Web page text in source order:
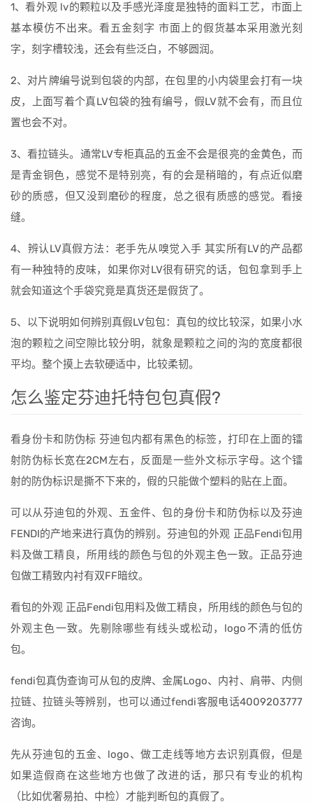
1、看外观 lv的颗粒以及手感光泽度是独特的面料工艺，市面上
基本模仿不出来。看五金刻字 市面上的假货基本采用激光刻
字，刻字槽较浅，还会有些泛白，不够圆润。
2、对片牌编号说到包袋的内部，在包里的小内袋里会打有一块
皮，上面写着个真LV包袋的独有编号，假LV就不会有，而且位
置也会不对。
3、看拉链头。通常LV专柜真品的五金不会是很亮的金黄色，而
是青金铜色，感觉不是特别亮，有的会是稍暗的，有点近似磨
砂的质感，但又没到磨砂的程度，总之很有质感的感觉。看接
缝。
4、辨认LV真假方法：老手先从嗅觉入手 其实所有LV的产品都
有一种独特的皮味，如果你对LV很有研究的话，包包拿到手上
就会知道这个手袋究竟是真货还是假货了。
5、以下说明如何辨别真假LV包包：真包的纹比较深，如果小水
泡的颗粒之间空隙比较分明，就象是颗粒之间的沟的宽度都很
平均。整个摸上去软硬适中，比较柔韧。
怎么鉴定芬迪托特包包真假?
看身份卡和防伪标 芬迪包内都有黑色的标签，打印在上面的镭
射防伪标长宽在2CM左右，反面是一些外文标示字母。这个镭
射的防伪标识是撕不下来的，假的只能做个塑料的贴在上面。
可以从芬迪包的外观、五金件、包的身份卡和防伪标以及芬迪
FENDI的产地来进行真伪的辨别。芬迪包的外观 正品Fendi包用
料及做工精良，所用线的颜色与包的外观主色一致。正品芬迪
包做工精致内衬有双FF暗纹。
看包的外观 正品Fendi包用料及做工精良，所用线的颜色与包的
外观主色一致。先剔除哪些有线头或松动，logo不清的低仿
包。
fendi包真伪查询可从包的皮牌、金属Logo、内衬、肩带、内侧
拉链、拉链头等辨别，也可以通过fendi客服电话4009203777
咨询。
先从芬迪包的五金、logo、做工走线等地方去识别真假，但是
如果造假商在这些地方也做了改进的话，那只有专业的机构
（比如优奢易拍、中检）才能判断包的真假了。